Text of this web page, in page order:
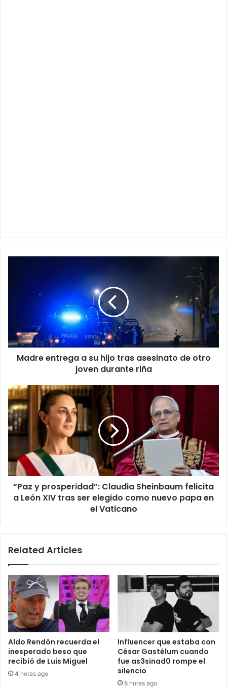
asesinato
de
otro
jovenMadre entrega a su hijo tras asesinato de otro
joven durante riña
“Paz
y
prosperidad”:
Claudia
Sheinbaum
León
XIV
tras
ser
nuevo
en
“Paz y prosperidad”: Claudia Sheinbaum felicita
a León XIV tras ser elegido como nuevo papa en
el Vaticano
Related Articles
Aldo Rendón recuerda el
inesperado beso que
recibió de Luis Miguel
4 horas ago
Influencer que estaba con
César Gastélum cuando
fue as3sinad0 rompe el
silencio
8 horas ago